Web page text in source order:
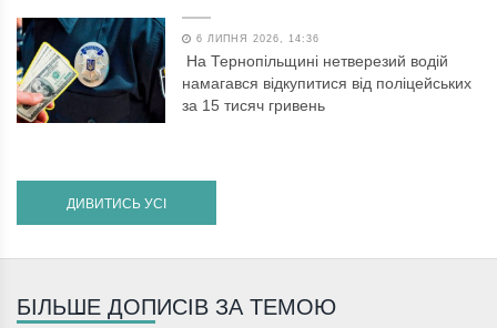
6 ЛИПНЯ 2026, 14:36
На Тернопільщині нетверезий водій
намагався відкупитися від поліцейських
за 15 тисяч гривень
ДИВИТИСЬ УСІ
БІЛЬШЕ ДОПИСІВ ЗА ТЕМОЮ